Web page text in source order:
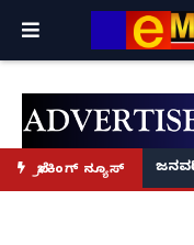
ಬ್ರೇಕಿಂಗ್ ನ್ಯೂಸ್
ಕಥೆ!
8 ಅಡಿಗೂ ಹೆಚ್ಚು ಉದ್ದದ